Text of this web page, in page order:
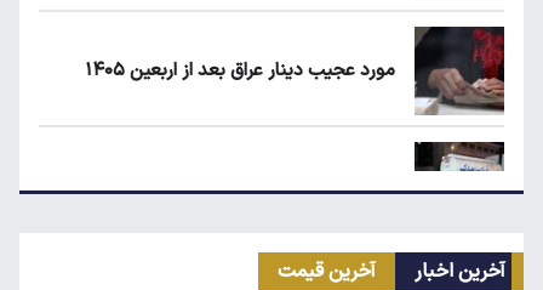
مورد عجیب دینار عراق بعد از اربعین ۱۴۰۵
علت افزایش رقم برخی قبوض آب در تابستان
آخرین اخبار آخرین قیمت